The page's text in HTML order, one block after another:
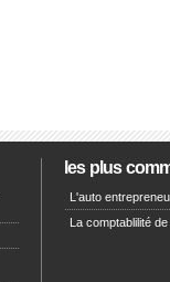
les plus
L'auto
La comptablilité